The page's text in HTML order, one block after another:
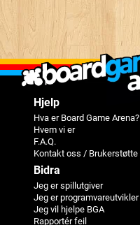
Hjelp
Hva er Board Game Arena?
Hvem vi er
F.A.Q.
Kontakt oss / Brukerstøtte
Bidra
Jeg er spillutgiver
Jeg er programvareutvikler
Jeg vil hjelpe BGA
Rapportér feil